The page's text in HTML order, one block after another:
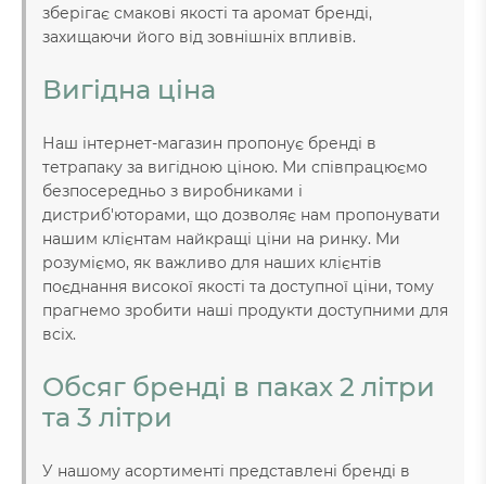
зберігає смакові якості та аромат бренді,
захищаючи його від зовнішніх впливів.
Вигідна ціна
Наш інтернет-магазин пропонує бренді в
тетрапаку за вигідною ціною. Ми співпрацюємо
безпосередньо з виробниками і
дистриб'юторами, що дозволяє нам пропонувати
нашим клієнтам найкращі ціни на ринку. Ми
розуміємо, як важливо для наших клієнтів
поєднання високої якості та доступної ціни, тому
прагнемо зробити наші продукти доступними для
всіх.
Обсяг бренді в паках 2 літри
та 3 літри
У нашому асортименті представлені бренді в